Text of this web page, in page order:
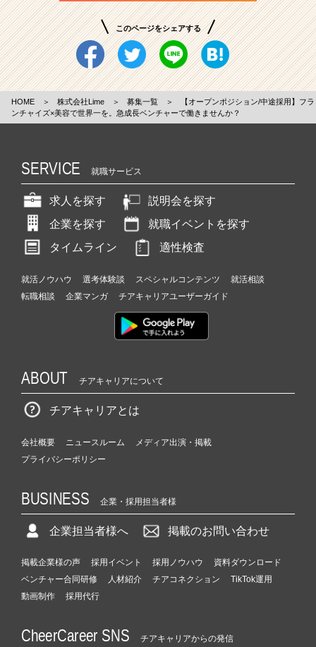
このページをシェアする
HOME ＞ 株式会社Lime ＞ 募集一覧 ＞
【オープンポジション/中途採用】フラ
ンチャイズ×美容で世界一を。急成長ベンチャーで働きませんか？
SERVICE 就職サービス
求人を探す
説明会を探す
企業を探す
就職イベントを探す
タイムライン
適性検査
就活ノウハウ 選考体験談 スペシャルコンテンツ
就活相談
転職相談
企業マンガ チアキャリアユーザーガイド
ABOUT チアキャリアについて
チアキャリアとは
会社概要 ニュースルーム
メディア出演・掲載
プライバシーポリシー
BUSINESS 企業・採用担当者様
企業担当者様へ 掲載のお問い合わせ
掲載企業様の声 採用イベント 採用ノウハウ
資料ダウンロード
ベンチャー合同研修
人材紹介 チアコネクション
TikTok運用
動画制作
採用代行
CheerCareer SNS チアキャリアからの発信